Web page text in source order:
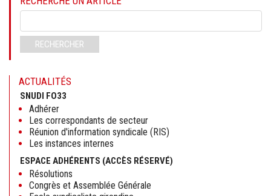
clés
RECHERCHER
ACTUALITÉS
SNUDI FO33
Adhérer
Les correspondants de secteur
Réunion d'information syndicale (RIS)
Les instances internes
ESPACE ADHÉRENTS (ACCÈS RÉSERVÉ)
Résolutions
Congrès et Assemblée Générale